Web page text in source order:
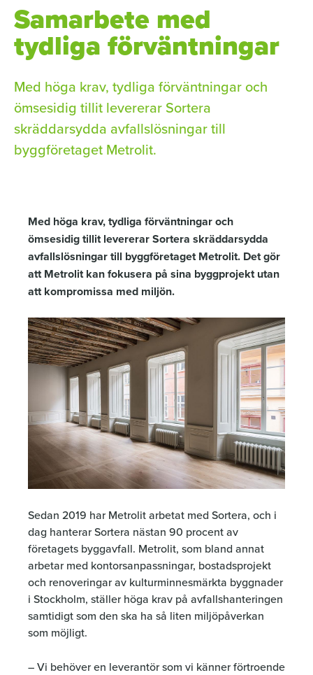
d
o
k
Samarbete med
tydliga förväntningar
Med höga krav, tydliga förväntningar och
ömsesidig tillit levererar Sortera
skräddarsydda avfallslösningar till
byggföretaget Metrolit.
Med höga krav, tydliga förväntningar och
ömsesidig tillit levererar Sortera skräddarsydda
avfallslösningar till byggföretaget Metrolit. Det gör
att Metrolit kan fokusera på sina byggprojekt utan
att kompromissa med miljön.
Sedan 2019 har Metrolit arbetat med Sortera, och i
dag hanterar Sortera nästan 90 procent av
företagets byggavfall. Metrolit, som bland annat
arbetar med kontorsanpassningar, bostadsprojekt
och renoveringar av kulturminnesmärkta byggnader
i Stockholm, ställer höga krav på avfallshanteringen
samtidigt som den ska ha så liten miljöpåverkan
som möjligt.
– Vi behöver en leverantör som vi känner förtroende